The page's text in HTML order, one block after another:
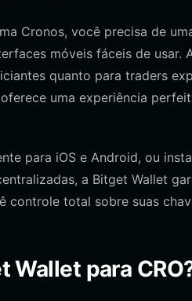
Cronos, você precisa de
móveis fáceis de usar.
quanto para traders
uma experiência
para iOS e Android, ou
a Bitget Wallet
controle total sobre suas
Wallet para